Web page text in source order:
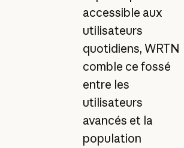
accessible aux
utilisateurs
quotidiens, WRTN
comble ce fossé
entre les
utilisateurs
avancés et la
population